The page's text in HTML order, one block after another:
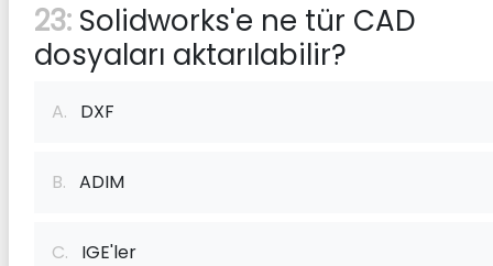
23: Solidworks'e ne tür CAD
dosyaları aktarılabilir?
A. DXF
B. ADIM
C. IGE'ler